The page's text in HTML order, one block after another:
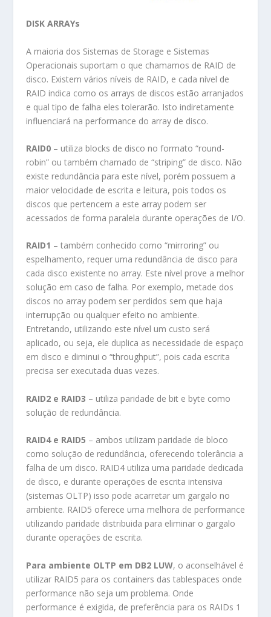
DISK ARRAYs
A maioria dos Sistemas de Storage e Sistemas
Operacionais suportam o que chamamos de RAID de
disco. Existem vários níveis de RAID, e cada nível de
RAID indica como os arrays de discos estão arranjados
e qual tipo de falha eles tolerarão. Isto indiretamente
influenciará na performance do array de disco.
RAID0– utiliza blocks de disco no formato “round-
robin” ou também chamado de “striping” de disco. Não
existe redundância para este nível, porém possuem a
maior velocidade de escrita e leitura, pois todos os
discos que pertencem a este array podem ser
acessados de forma paralela durante operações de I/O.
RAID1 – também conhecido como “mirroring” ou
espelhamento, requer uma redundância de disco para
cada disco existente no array. Este nível prove a melhor
solução em caso de falha. Por exemplo, metade dos
discos no array podem ser perdidos sem que haja
interrupção ou qualquer efeito no ambiente.
Entretando, utilizando este nível um custo será
aplicado, ou seja, ele duplica as necessidade de espaço
em disco e diminui o “throughput”, pois cada escrita
precisa ser executada duas vezes.
RAID2 e RAID3 – utiliza paridade de bit e byte como
solução de redundância.
RAID4 e RAID5 – ambos utilizam paridade de bloco
como solução de redundância, oferecendo tolerância a
falha de um disco. RAID4 utiliza uma paridade dedicada
de disco, e durante operações de escrita intensiva
(sistemas OLTP) isso pode acarretar um gargalo no
ambiente. RAID5 oferece uma melhora de performance
utilizando paridade distribuida para eliminar o gargalo
durante operações de escrita.
Para ambiente OLTP em DB2 LUW, o aconselhável é
utilizar RAID5 para os containers das tablespaces onde
performance não seja um problema. Onde
performance é exigida, de preferência para os RAIDs 1